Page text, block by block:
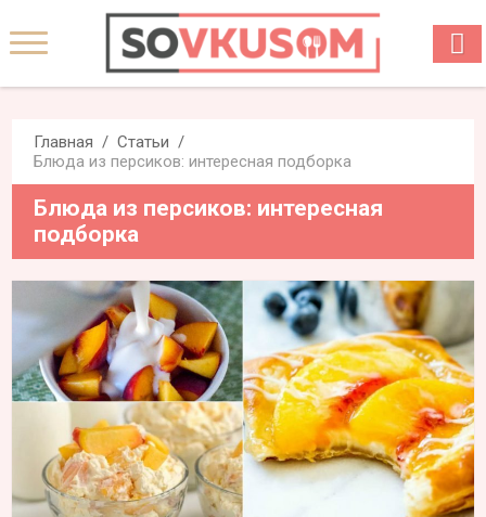
Главная
Статьи
Блюда из персиков: интересная подборка
Блюда из персиков: интересная
подборка